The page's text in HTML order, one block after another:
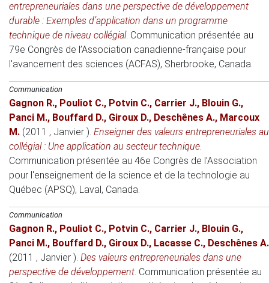
entrepreneuriales dans une perspective de développement
durable : Exemples d’application dans un programme
technique de niveau collégial. Communication présentée au
79e Congrès de l’Association canadienne-française pour
l'avancement des sciences (ACFAS), Sherbrooke, Canada.
Communication
Gagnon R., Pouliot C., Potvin C., Carrier J., Blouin G.,
Panci M., Bouffard D., Giroux D., Deschênes A., Marcoux
M. (2011 , Janvier ). Enseigner des valeurs entrepreneuriales au
collégial : Une application au secteur technique.
Communication présentée au 46e Congrès de l’Association
pour l'enseignement de la science et de la technologie au
Québec (APSQ), Laval, Canada.
Communication
Gagnon R., Pouliot C., Potvin C., Carrier J., Blouin G.,
Panci M., Bouffard D., Giroux D., Lacasse C., Deschênes A.
(2011 , Janvier ). Des valeurs entrepreneuriales dans une
perspective de développement. Communication présentée au